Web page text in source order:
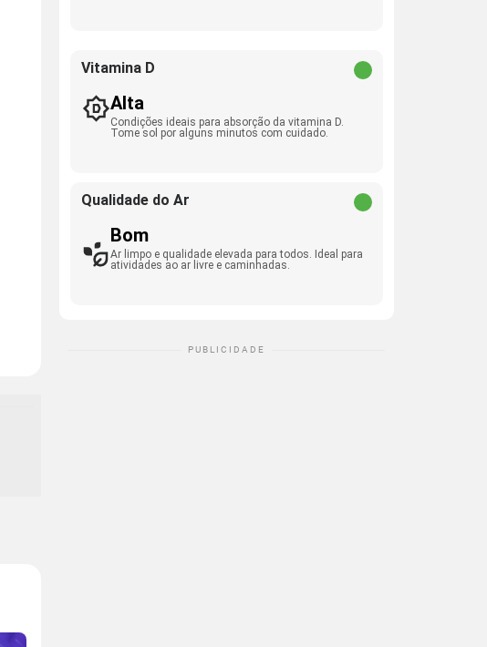
Vitamina D
Alta
Condições ideais para absorção da vitamina D.
Tome sol por alguns minutos com cuidado.
Qualidade do Ar
Bom
Ar limpo e qualidade elevada para todos. Ideal para
atividades ao ar livre e caminhadas.